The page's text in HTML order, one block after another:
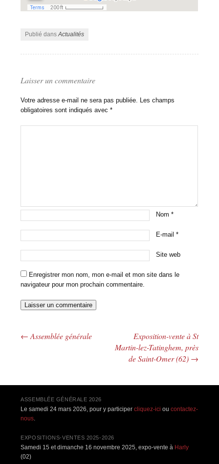
Publié dansActualités
Laisser un commentaire
Votre adresse e-mail ne sera pas publiée. Les champs
obligatoires sont indiqués avec*
Nom*
E-mail*
Site web
Enregistrer mon nom, mon e-mail et mon site dans le
navigateur pour mon prochain commentaire.
Navigation des articles
← Assemblée générale
Exposition-vente à St
Martin-lez-Tatinghem, près
de Saint-Omer (62) →
ASSEMBLÉE GÉNÉRALE 2026
Le samedi 24 mars 2026, pour y participercliquez-ici oucontactez-
nous.
EXPOSITIONS-VENTES 2025-2026
Samedi 15 et dimanche 16 novembre 2025, expo-vente à Harly
(02)